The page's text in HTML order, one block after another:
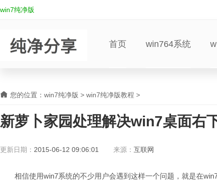
win7纯净版
首页 win764系统
您的位置： win7纯净版 > win7纯净版教程 >
新萝卜家园处理解决win7桌面右
更新日期： 2015-06-12 09:06:01 来源： 互联网
相信使用win7系统的不少用户会遇到这样一个问题，就是在